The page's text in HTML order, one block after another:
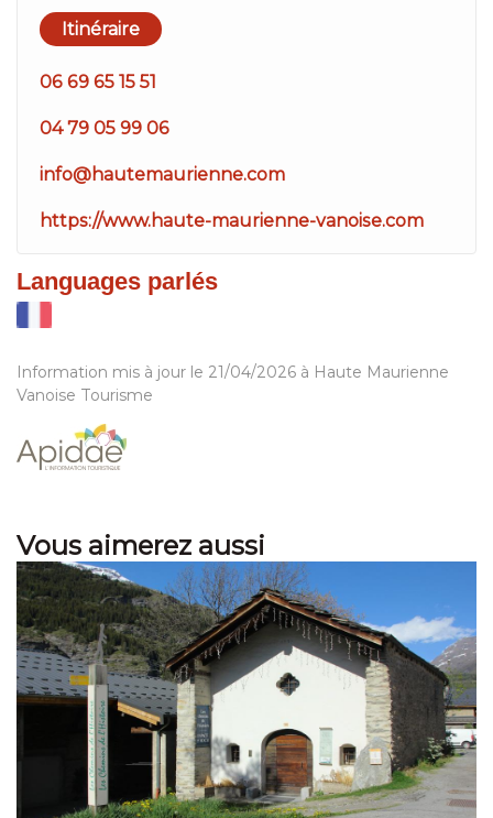
Itinéraire
06 69 65 15 51
04 79 05 99 06
info@hautemaurienne.com
https://www.haute-maurienne-vanoise.com
Languages parlés
Information mis à jour le 21/04/2026 à Haute Maurienne
Vanoise Tourisme
Vous aimerez aussi